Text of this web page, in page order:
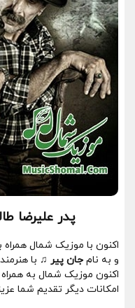
پدر علیرضا
اکنون با موزیک شمال
و به نام جان پیر ♫ با
اکنون موزیک شمال به
امکانات دیگر تقدیم شما